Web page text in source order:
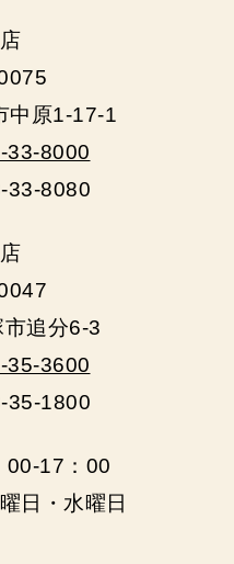
中原1-17-1
33-8000
33-8080
追分6-3
35-3600
35-1800
：00
日・水曜日